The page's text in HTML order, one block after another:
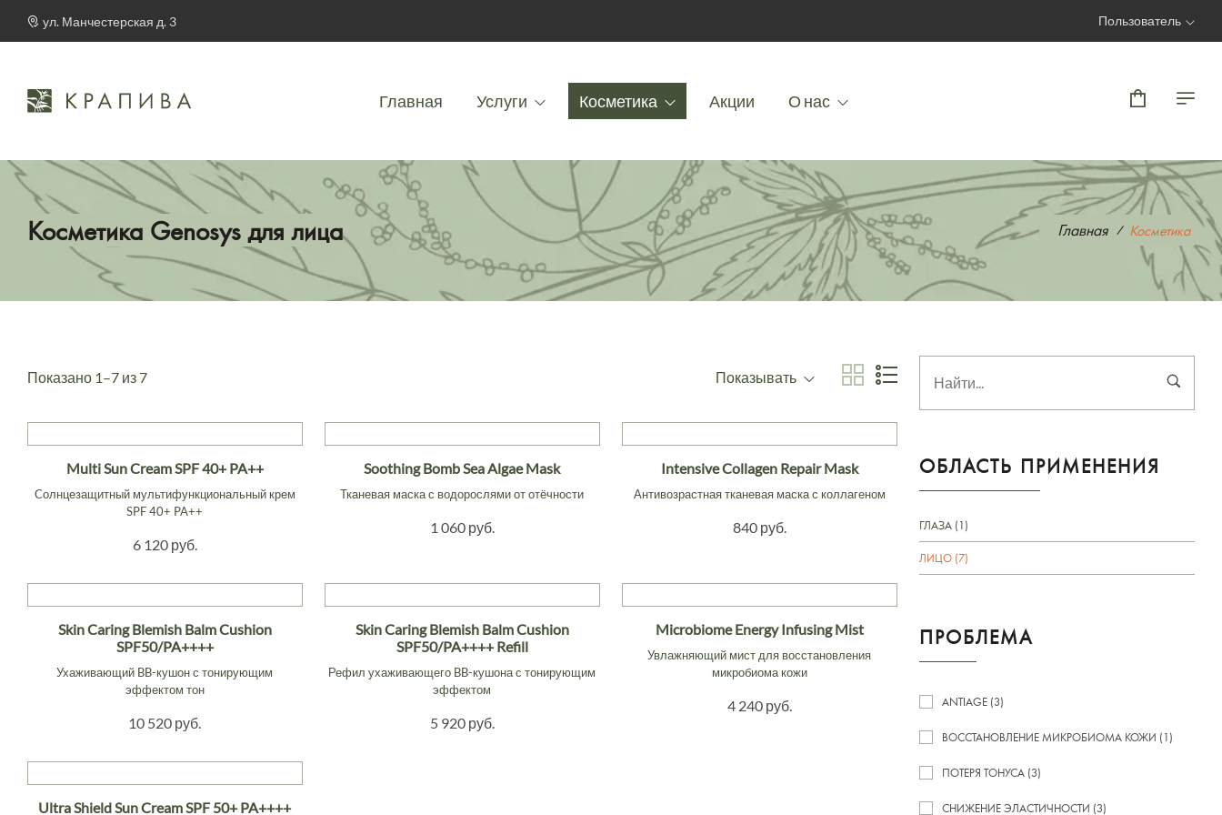
ул. Манчестерская д. 3 Пользователь
Главная Услуги Косметика Акции О нас
Косметика Genosys для лица Главная Косметика
Показано 1–7 из 7 Показывать
Multi Sun Cream SPF 40+ PA++
Cолнцезащитный мультифункциональный крем
SPF 40+ PA++
6 120 руб.
Soothing Bomb Sea Algae Mask
Тканевая маска с водорослями от отёчности
1 060 руб.
Intensive Collagen Repair Mask
Антивозрастная тканевая маска с коллагеном
840 руб.
Skin Caring Blemish Balm Cushion
SPF50/PA++++
Ухаживающий BB-кушон с тонирующим
эффектом тон
10 520 руб.
Skin Caring Blemish Balm Cushion
SPF50/PA++++ Refill
Рефил ухаживающего BB-кушона с тонирующим
эффектом
5 920 руб.
Microbiome Energy Infusing Mist
Увлажняющий мист для восстановления
микробиома кожи
4 240 руб.
Ultra Shield Sun Cream SPF 50+ PA++++
ОБЛАСТЬ ПРИМЕНЕНИЯ
ГЛАЗА (1)
ЛИЦО (7)
ПРОБЛЕМА
ANTIAGE (3)
ВОССТАНОВЛЕНИЕ МИКРОБИОМА КОЖИ (1)
ПОТЕРЯ ТОНУСА (3)
СНИЖЕНИЕ ЭЛАСТИЧНОСТИ (3)